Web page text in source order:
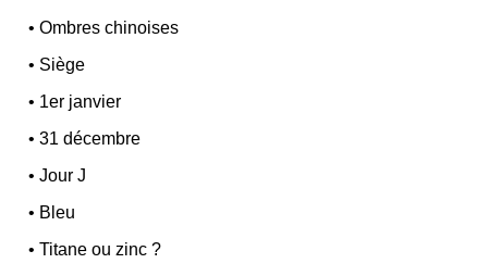
•Ombres chinoises
• Siège
• 1er janvier
•31 décembre
•Jour J
• Bleu
•Titane ou zinc ?